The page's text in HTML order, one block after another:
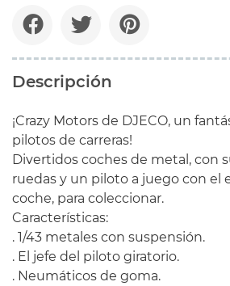
Descripción
¡Crazy Motors de DJECO, un
pilotos de carreras!
Divertidos coches de metal, con
ruedas y un piloto a juego con el
coche, para coleccionar.
Características:
. 1/43 metales con suspensión.
. El jefe del piloto giratorio.
. Neumáticos de goma.